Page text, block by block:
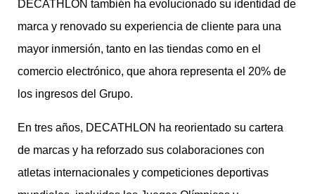
DECATHLON también ha evolucionado su identidad de
marca y renovado su experiencia de cliente para una
mayor inmersión, tanto en las tiendas como en el
comercio electrónico, que ahora representa el 20% de
los ingresos del Grupo.
En tres años, DECATHLON ha reorientado su cartera
de marcas y ha reforzado sus colaboraciones con
atletas internacionales y competiciones deportivas